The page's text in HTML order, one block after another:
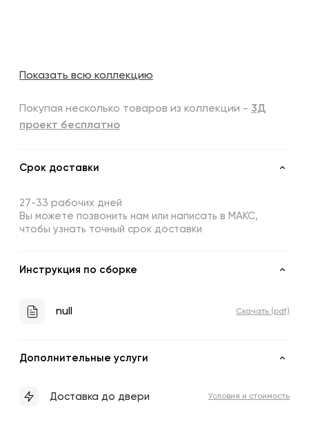
Показать всю коллекцию
Покупая несколько товаров из коллекции - 3Д
проект бесплатно
Срок доставки
27-33 рабочих дней
Вы можете позвонить нам или написать в МАКС,
чтобы узнать точный срок доставки
Инструкция по сборке
null Скачать (pdf)
Дополнительные услуги
Доставка до двери Условия и стоимость